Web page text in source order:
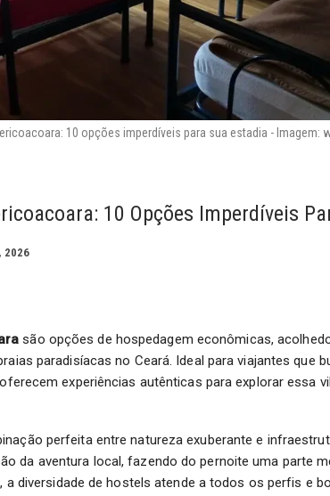
10 opções imperdíveis para sua estadia - Imagem:
10 Opções Imperdíveis
2026
são opções de hospedagem econômicas,
paradisíacas no Ceará. Ideal para viajantes que
experiências autênticas para explorar essa
perfeita entre natureza exuberante e
da aventura local, fazendo do pernoite uma parte
a diversidade de hostels atende a todos os perfis e